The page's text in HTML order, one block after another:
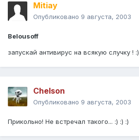
Mitiay
Опубликовано 9 августа, 2003
Belousoff
запускай антивирус на всякую случку ! :)
Chelson
Опубликовано 9 августа, 2003
Прикольно! Не встречал такого... :) :) :)